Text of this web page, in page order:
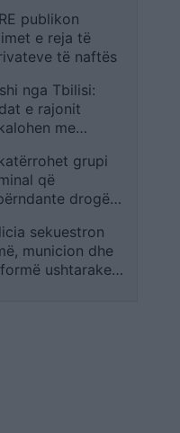
e
publikon
e reja të
të naftës
nga Tbilisi:
e rajonit
me
të grupi
që
drogë
14 persona në
sekuestron
municion dhe
ushtarake